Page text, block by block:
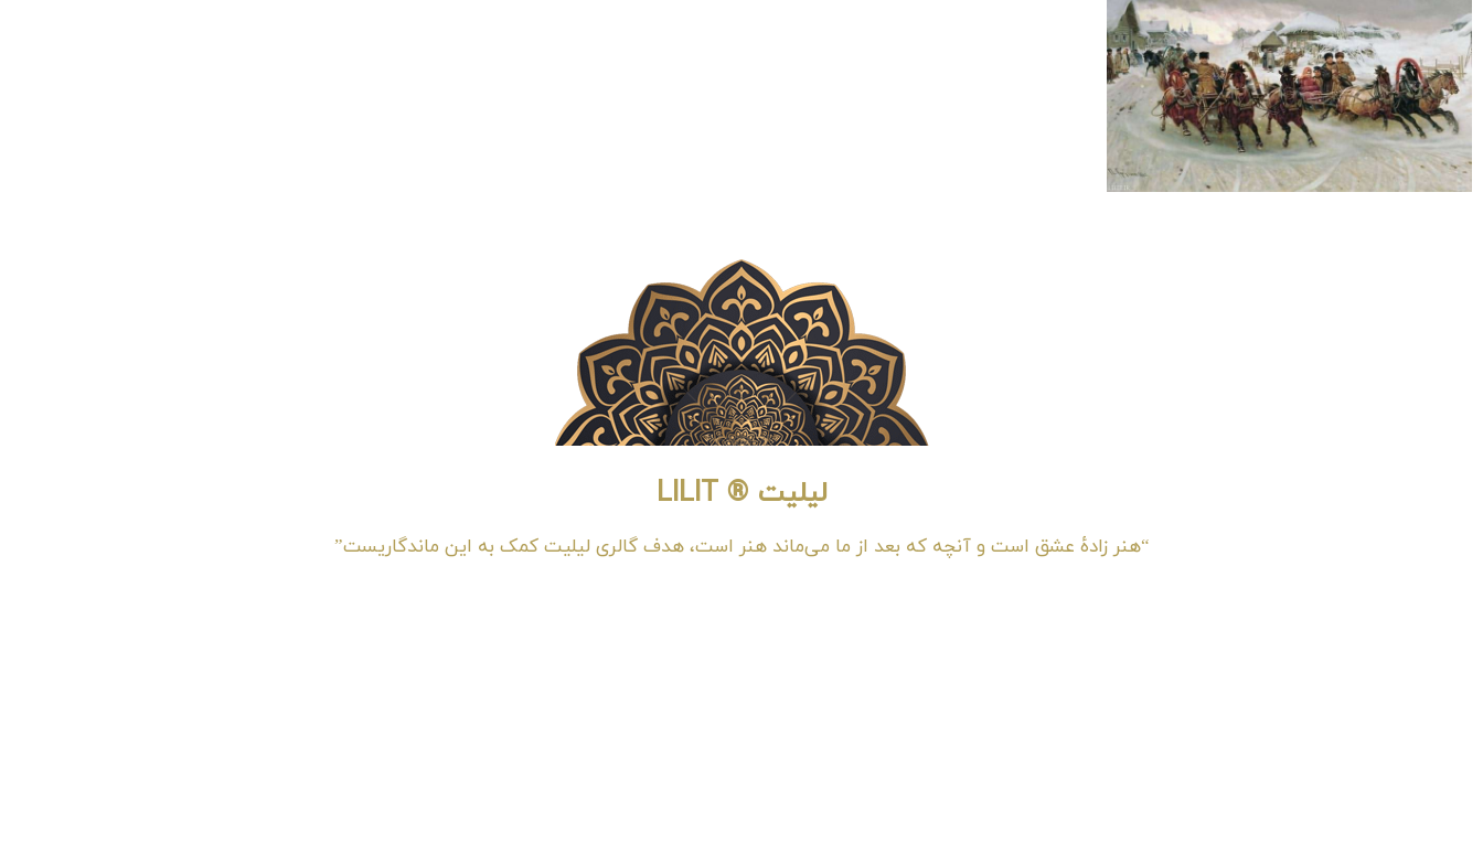
لیلیت ® LILIT
“هنر زادهٔ عشق است و آنچه که بعد از ما می‌ماند هنر است، هدف گالری لیلیت کمک به این ماندگاریست”